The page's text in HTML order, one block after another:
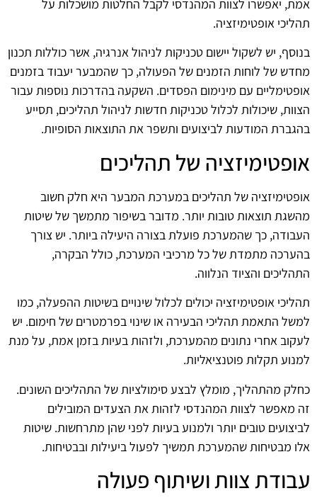
אמת, יאפשרו לצוות המהנדסי לקבל החלטות מושכלות על
תהליכי אופטימיזציה.
בנוסף, יש לשקול יישום טכניקות לניהול אנרגיה, אשר כוללות תכנון
מחדש של לוחות הזמנים של הפעולה, כך שהמבער יעבוד בזמנים
אופטימליים עם מינימום הפסדים. השקעה בהדרכות נוספות עבור
הצוות, שיכולות לכלול טכניקות חדשות לניהול תהליכים, תסייע
בהגברת המודעות לביצועים ותשפר את התוצאות הסופיות.
אופטימיזציה של תהליכים
אופטימיזציה של תהליכים במערכת המבער היא חלק חשוב
מהשגת תוצאות טובות יותר. מדובר בשיפור מתמשך של שיטות
העבודה, כך שהמערכת פועלת בצורה היעילה ביותר. יש צורך
בהערכה מתמדת של כל מרכיבי המערכת, כולל הבקרה,
התהליכים והציוד הנלווה.
תהליכי אופטימיזציה יכולים לכלול שינויים בשיטות ההפעלה, כמו
למשל התאמת תהליכי הבעירה או שינוי בפרמטרים של חימום. יש
לעקוב אחרי נתונים מהמערכת, ולזהות בעיות בזמן אמת, על מנת
למנוע תקלות פוטנציאליות.
כחלק מהתהליך, מומלץ לבצע סימולציות של התהליכים השונים.
זה מאפשר לצוות המהנדסי לזהות את הצעדים המובילים
לביצועים טובים יותר ולמנוע בעיות לפני שהן מתרחשות. שיטות
אלו מבטיחות שהמערכת תמשיך לפעול ביעילות ובבטיחות.
עבודת צוות ושיתוף פעולה